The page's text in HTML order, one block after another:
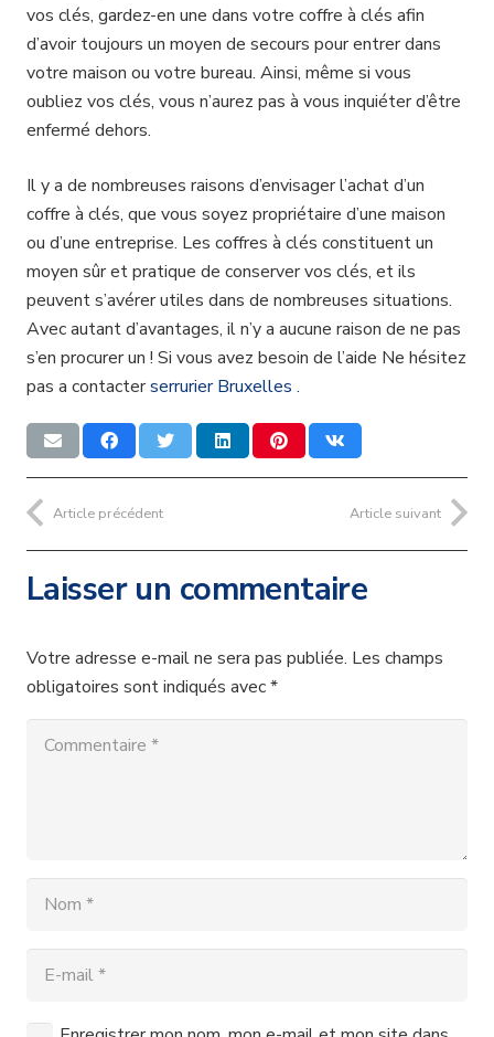
vos clés, gardez-en une dans votre coffre à clés afin
d’avoir toujours un moyen de secours pour entrer dans
votre maison ou votre bureau. Ainsi, même si vous
oubliez vos clés, vous n’aurez pas à vous inquiéter d’être
enfermé dehors.
Il y a de nombreuses raisons d’envisager l’achat d’un
coffre à clés, que vous soyez propriétaire d’une maison
ou d’une entreprise. Les coffres à clés constituent un
moyen sûr et pratique de conserver vos clés, et ils
peuvent s’avérer utiles dans de nombreuses situations.
Avec autant d’avantages, il n’y a aucune raison de ne pas
s’en procurer un ! Si vous avez besoin de l’aide Ne hésitez
pas a contacterserrurier Bruxelles .
Article précédent Article suivant
Laisser un commentaire
Votre adresse e-mail ne sera pas publiée. Les champs
obligatoires sont indiqués avec*